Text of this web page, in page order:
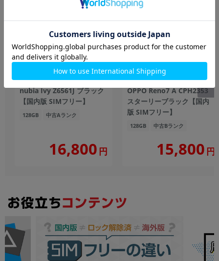
nubia Ivy Z6561J ブラック
【国内版 SIMフリー】
128GB 中古Aランク
16,800 円
OPPO Reno7 A CPH2353
スターリーブラック【国内
版 SIMフリー】
128GB 中古Bランク
15,800 円